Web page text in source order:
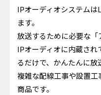
IPオーディオシステムは
ます。
放送するために必要な
IPオーディオに内蔵さ
るだけで、かんたんに放
複雑な配線工事や設置
商品です。